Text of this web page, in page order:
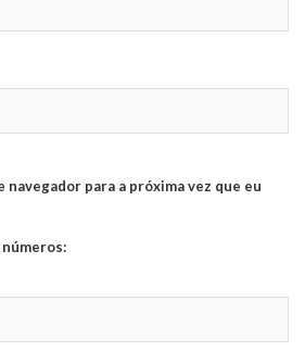
navegador para a próxima vez que eu